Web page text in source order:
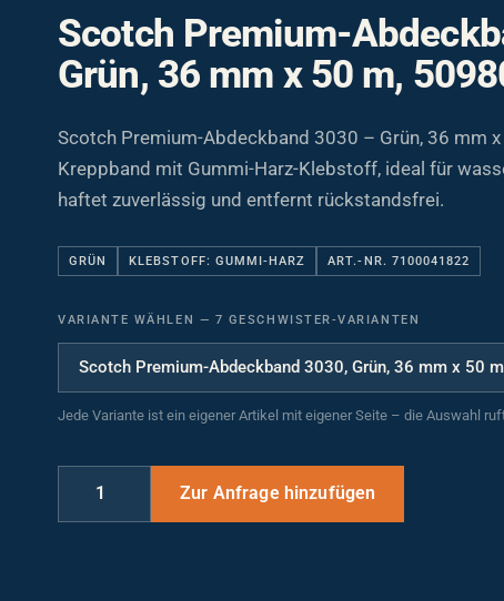
Scotch Premium-
Grün, 36 mm x 50 m,
Scotch Premium-Abdeckband 3030 – Grün, 36 mm x
Kreppband mit Gummi-Harz-Klebstoff, ideal für
haftet zuverlässig und entfernt rückstandsfrei.
GRÜN KLEBSTOFF: GUMMI-HARZ ART.-NR. 7100041822
VARIANTE WÄHLEN
Jede Variante ist ein eigener Artikel mit eigener Seite – die Auswahl